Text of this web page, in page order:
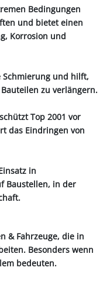
Bedingungen
und bietet einen
Korrosion und
Schmierung und hilft,
zu verlängern.
Top 2001 vor
das Eindringen von
in
Baustellen, in der
& Fahrzeuge, die in
Besonders wenn
bedeuten.